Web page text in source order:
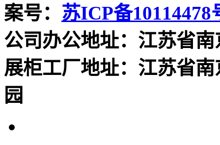
案号： 苏ICP备10114478
公司办公地址：江苏省
展柜工厂地址：江苏省
园